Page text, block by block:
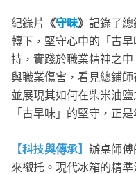
紀錄片 《守味》 記錄了總
轉下，堅守心中的「古
持，實踐於職業精神之
與職業傷害，看見總鋪
並展現其如何在柴米油
「古早味」的堅守，正
【科技與傳承】 辦桌師
來襯托。現代冰箱的精